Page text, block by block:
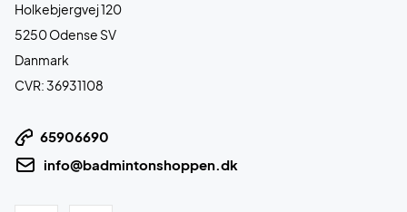
Holkebjergvej 120
5250 Odense SV
Danmark
CVR: 36931108
65906690
info@badmintonshoppen.dk